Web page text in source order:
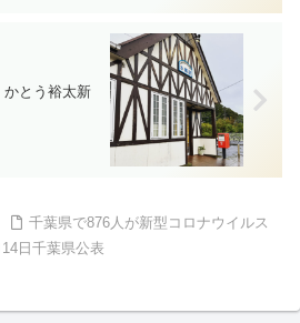
とう裕太新
千葉県で876人が新型コロナウイルス
日千葉県公表